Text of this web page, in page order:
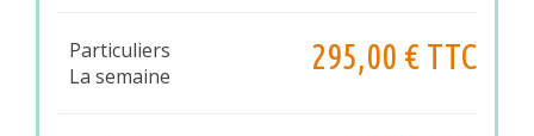
Particuliers
La semaine
295,00 € TTC